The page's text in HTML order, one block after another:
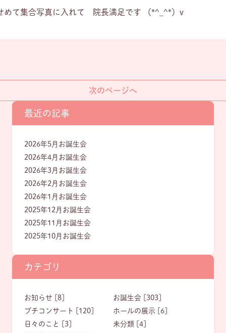
めて集合写真に入れて 院長満足です （*^_^*）v
次のページへ
最近の記事
2026年5月お誕生会
2026年4月お誕生会
2026年3月お誕生会
2026年2月お誕生会
2026年1月お誕生会
2025年12月お誕生会
2025年11月お誕生会
2025年10月お誕生会
カテゴリ
お知らせ [8]
お誕生会 [303]
プチコンサート [120]
ホールの展示 [6]
日々のこと [3]
未分類 [4]